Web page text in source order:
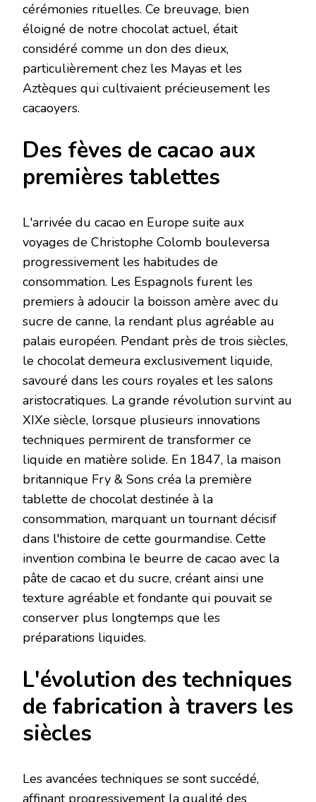
cérémonies rituelles. Ce breuvage, bien
éloigné de notre chocolat actuel, était
considéré comme un don des dieux,
particulièrement chez les Mayas et les
Aztèques qui cultivaient précieusement les
cacaoyers.
Des fèves de cacao aux
premières tablettes
L'arrivée du cacao en Europe suite aux
voyages de Christophe Colomb bouleversa
progressivement les habitudes de
consommation. Les Espagnols furent les
premiers à adoucir la boisson amère avec du
sucre de canne, la rendant plus agréable au
palais européen. Pendant près de trois siècles,
le chocolat demeura exclusivement liquide,
savouré dans les cours royales et les salons
aristocratiques. La grande révolution survint au
XIXe siècle, lorsque plusieurs innovations
techniques permirent de transformer ce
liquide en matière solide. En 1847, la maison
britannique Fry & Sons créa la première
tablette de chocolat destinée à la
consommation, marquant un tournant décisif
dans l'histoire de cette gourmandise. Cette
invention combina le beurre de cacao avec la
pâte de cacao et du sucre, créant ainsi une
texture agréable et fondante qui pouvait se
conserver plus longtemps que les
préparations liquides.
L'évolution des techniques
de fabrication à travers les
siècles
Les avancées techniques se sont succédé,